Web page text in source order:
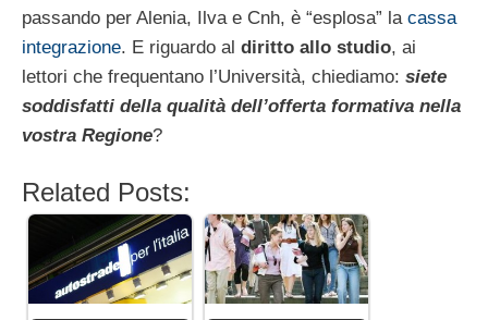
passando per Alenia, Ilva e Cnh, è “esplosa” la cassa
integrazione. E riguardo al diritto allo studio, ai
lettori che frequentano l’Università, chiediamo: siete
soddisfatti della qualità dell’offerta formativa nella
vostra Regione?
Related Posts: